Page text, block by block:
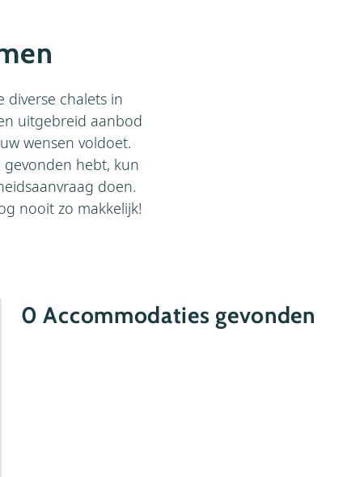
diverse chalets in
uitgebreid aanbod
wensen voldoet.
gevonden hebt, kun
doen.
nooit zo makkelijk!
0 Accommodaties gevonden